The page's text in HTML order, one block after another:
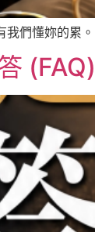
我們懂妳的累
(FAQ)